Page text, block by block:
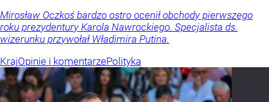
Mirosław Oczkoś bardzo ostro ocenił obchody pierwszego
roku prezydentury Karola Nawrockiego. Specjalista ds.
wizerunku przywołał Władimira Putina.
KrajOpinie i komentarzePolityka